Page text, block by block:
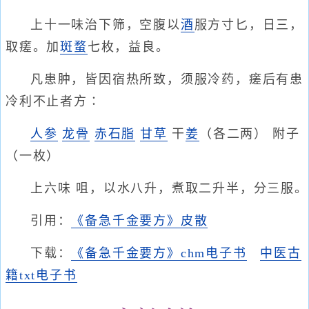
上十一味治下筛，空腹以酒 服方寸匕，日三，
取瘥。加斑蝥 七枚，益良。
凡患肿，皆因宿热所致，须服冷药，瘥后有患
冷利不止者方∶
人参 龙骨 赤石脂 甘草 干姜
（各二两） 附子
（一枚）
上六味 咀，以水八升，煮取二升半，分三服。
引用： 《备急千金要方》皮散
下载： 《备急千金要方》chm电子书
中医古
籍txt电子书